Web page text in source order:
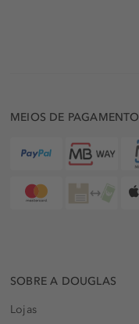
MEIOS DE PAGAMENTO
SOBRE A DOUGLAS
Lojas